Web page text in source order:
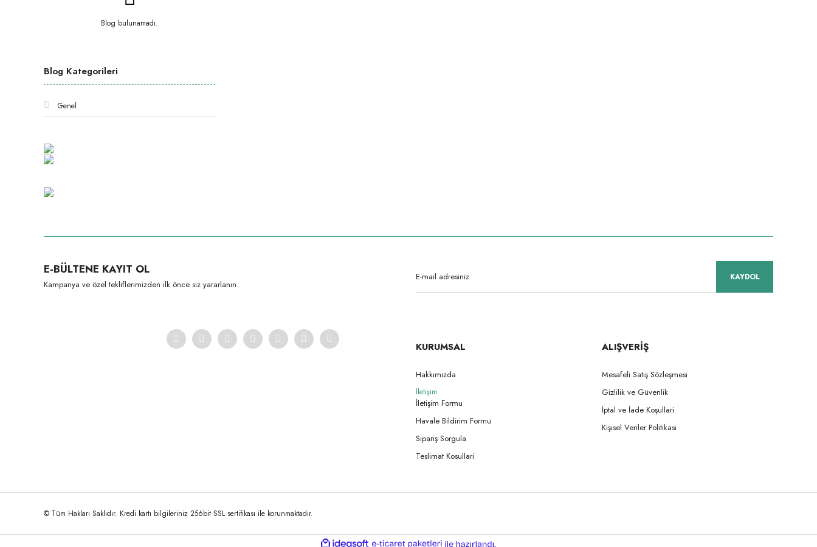
Blog bulunamadı.
Blog Kategorileri
Genel
E-BÜLTENE KAYIT OL
Kampanya ve özel tekliflerimizden ilk önce siz yararlanın.
KAYDOL
KURUMSAL
Hakkımızda
İletişim
İletişim Formu
Havale Bildirim Formu
Sipariş Sorgula
Teslimat Kosullari
ALIŞVERİŞ
Mesafeli Satış Sözleşmesi
Gizlilik ve Güvenlik
İptal ve İade Koşullari
Kişisel Veriler Politikası
© Tüm Hakları Saklıdır. Kredi kartı bilgileriniz 256bit SSL sertifikası ile korunmaktadır.
ideasoft e-